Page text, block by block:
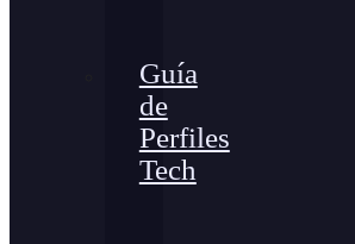
Guía
de
Perfiles
Tech